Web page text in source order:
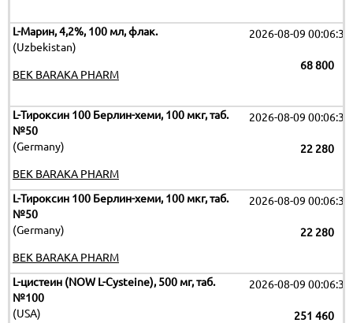
L-Марин, 4,2%, 100 мл, флак.
(Uzbekistan)
2026-08-09 00:06:32
68 800
BEK BARAKA PHARM
L-Тироксин 100 Берлин-хеми, 100 мкг, таб.
№50
(Germany)
2026-08-09 00:06:32
22 280
BEK BARAKA PHARM
L-Тироксин 100 Берлин-хеми, 100 мкг, таб.
№50
(Germany)
2026-08-09 00:06:32
22 280
BEK BARAKA PHARM
L-цистеин (NOW L-Cysteine), 500 мг, таб.
№100
(USA)
2026-08-09 00:06:32
251 460